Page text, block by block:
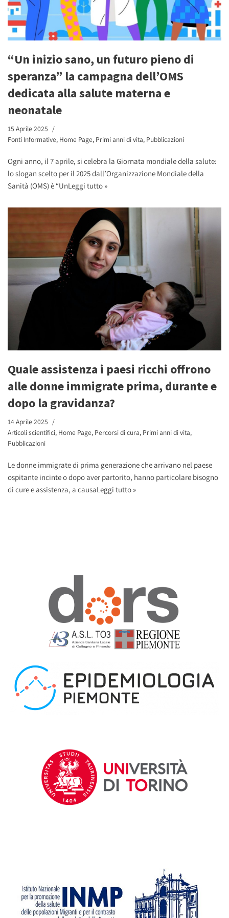
“Un inizio sano, un futuro pieno di
speranza” la campagna dell’OMS
dedicata alla salute materna e
neonatale
15 Aprile 2025
Fonti Informative, Home Page, Primi anni di vita, Pubblicazioni
Ogni anno, il 7 aprile, si celebra la Giornata mondiale della salute:
lo slogan scelto per il 2025 dall’Organizzazione Mondiale della
Sanità (OMS) è “UnLeggi tutto »
Quale assistenza i paesi ricchi offrono
alle donne immigrate prima, durante e
dopo la gravidanza?
14 Aprile 2025
Articoli scientifici, Home Page, Percorsi di cura, Primi anni di vita,
Pubblicazioni
Le donne immigrate di prima generazione che arrivano nel paese
ospitante incinte o dopo aver partorito, hanno particolare bisogno
di cure e assistenza, a causaLeggi tutto »